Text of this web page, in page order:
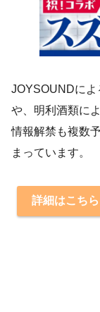
JOYSOUNDに
や、明利酒類に
情報解禁も複数
まっています。
詳細はこちら